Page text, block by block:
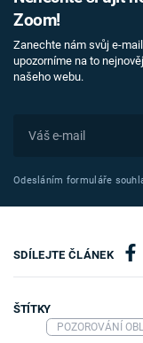
Zoom!
Zanechte nám svůj e-
upozorníme na to
našeho webu.
Odesláním formuláře
SDÍLEJTE ČLÁNEK
ŠTÍTKY
POZOROVÁNÍ